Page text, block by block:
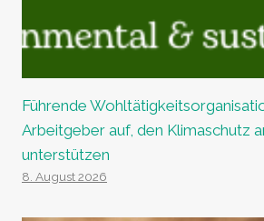
Führende
Arbeitgeber auf, den Klimaschutz
unterstützen
8. August 2026